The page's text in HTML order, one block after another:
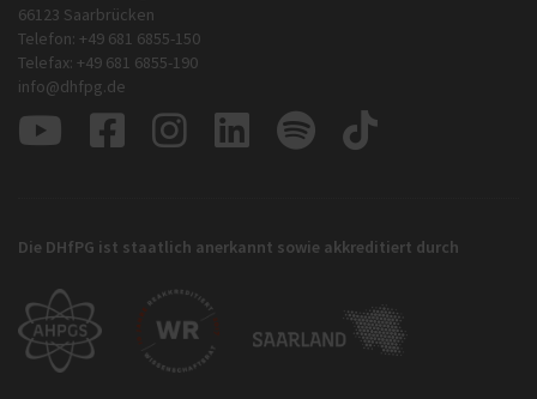
66123 Saarbrücken
Telefon: +49 681 6855-150
Telefax: +49 681 6855-190
info@dhfpg.de
Die DHfPG ist staatlich anerkannt sowie akkreditiert durch